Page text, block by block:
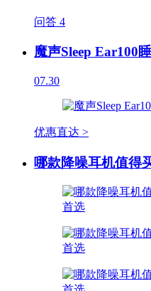
问答 4
魔声Sleep Ear100
07.30
优惠直达 >
哪款降噪耳机值得